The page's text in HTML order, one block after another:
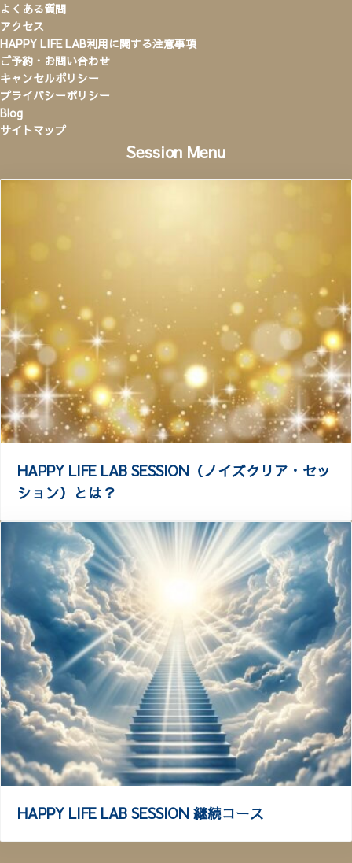
よくある質問
アクセス
HAPPY LIFE LAB利用に関する注意事項
ご予約・お問い合わせ
キャンセルポリシー
プライバシーポリシー
Blog
サイトマップ
Session Menu
HAPPY LIFE LAB SESSION（ノイズクリア・セッ
ション）とは？
HAPPY LIFE LAB SESSION 継続コース